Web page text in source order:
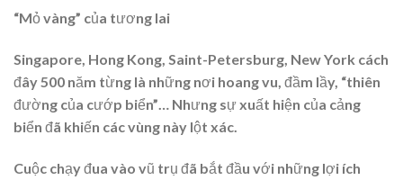
“Mỏ vàng” của tương lai
Singapore, Hong Kong, Saint-Petersburg, New York cách
đây 500 năm từng là những nơi hoang vu, đầm lầy, “thiên
đường của cướp biển”… Nhưng sự xuất hiện của cảng
biển đã khiến các vùng này lột xác.
Cuộc chạy đua vào vũ trụ đã bắt đầu với những lợi ích